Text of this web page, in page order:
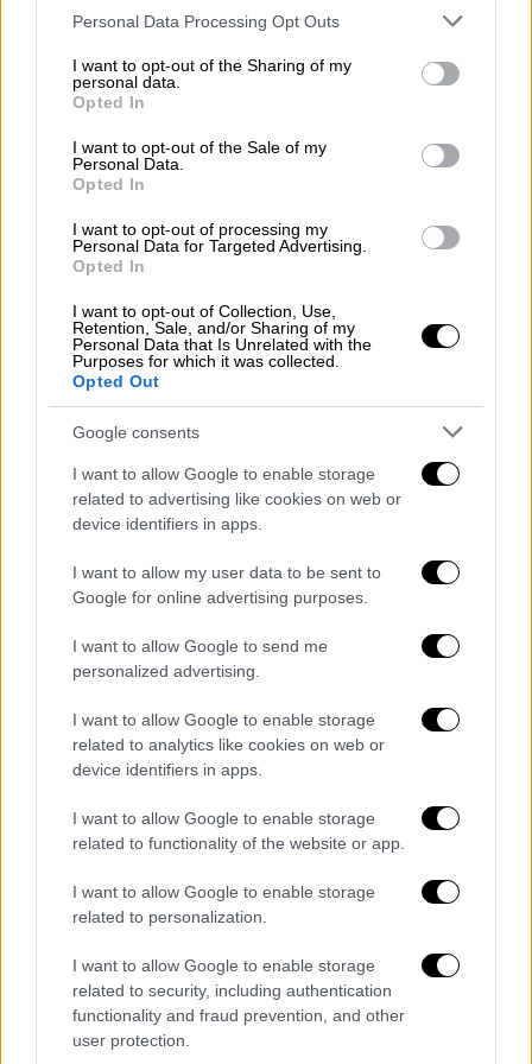
Please note that this website/app uses one or more Google
not limited to your visit or usage behaviour. You may click to
grant or deny consent to Google and its third-party tags to
use your data for below specified purposes in below Google
consent section.
Personal Data Processing Opt Outs
I want to opt-out of the Sharing of my
personal data.
Opted In
I want to opt-out of the Sale of my
Personal Data.
Opted In
I want to opt-out of processing my
Personal Data for Targeted Advertising.
Opted In
I want to opt-out of Collection, Use,
Retention, Sale, and/or Sharing of my
Personal Data that Is Unrelated with the
Purposes for which it was collected.
Opted Out
Google consents
I want to allow Google to enable storage
related to advertising like cookies on web or
device identifiers in apps.
I want to allow my user data to be sent to
Google for online advertising purposes.
I want to allow Google to send me
personalized advertising.
I want to allow Google to enable storage
related to analytics like cookies on web or
device identifiers in apps.
I want to allow Google to enable storage
related to functionality of the website or app.
I want to allow Google to enable storage
related to personalization.
I want to allow Google to enable storage
related to security, including authentication
functionality and fraud prevention, and other
user protection.
δήλωσε στηνSueddeutsche Zeitung
και
είναι πολύ υψηλό για να επιτρέψει κάτι
τέτοιο. «Δεν θα υπάρχει άλλη επιλογή από
το να επιτρέψουμε την πρόσβαση σε χώρους
όπου συγκεντρώνονται πολλοί άνθρωποι
μόνο σε όσους έχουν εμβολιαστεί»,
πρόσθεσε ο κ. Λάουτερμπαχ και ζήτησε αυτή
η συζήτηση να γίνει άμεσα και όχι κατά τη
Σεπτέμβριο.
Στο ίδιο πνεύμα εκφράστηκε και ο
συμπρόεδρος τωνΠρασίνωνΡόμπερτ
Χάμπεκ, ο οποίος δεν απέκλεισε την
παραχώρηση περισσότερης ελευθερίας
στους εμβολιασμένους ενόψει του
φθινοπώρου και του χειμώνα. Μοναδική
εξαίρεση από αυτόν τον κανόνα, δήλωσε, θα
πρέπει να προβλέπεται για όσους δεν
εμβολιαστούν. Ο κ. Χάμπεκ ζήτησε ακόμη
εντατικοποίηση της εκστρατείας
εμβολιασμού και εξασφάλιση όσο το
δυνατόν ευκολότερης πρόσβασης στο
εμβόλιο ατόμων που δεν μιλούν γερμανικά.
Ο Πρόεδρος της Παγκόσμιας Ιατρικής
Ένωσης Ούλριχ Μοντγκόμερι στήριξε επίσης
την άποψη του Χέλγκε Μπράουν και,
μιλώντας στις εφημερίδες του Ομίλου
περιορισμοί για τους μη εμβολιασμένους.
«Δεν υπάρχει λόγος να στερούμε σε όσους
έχουν εμβολιαστεί ή αναρρώσει από τα